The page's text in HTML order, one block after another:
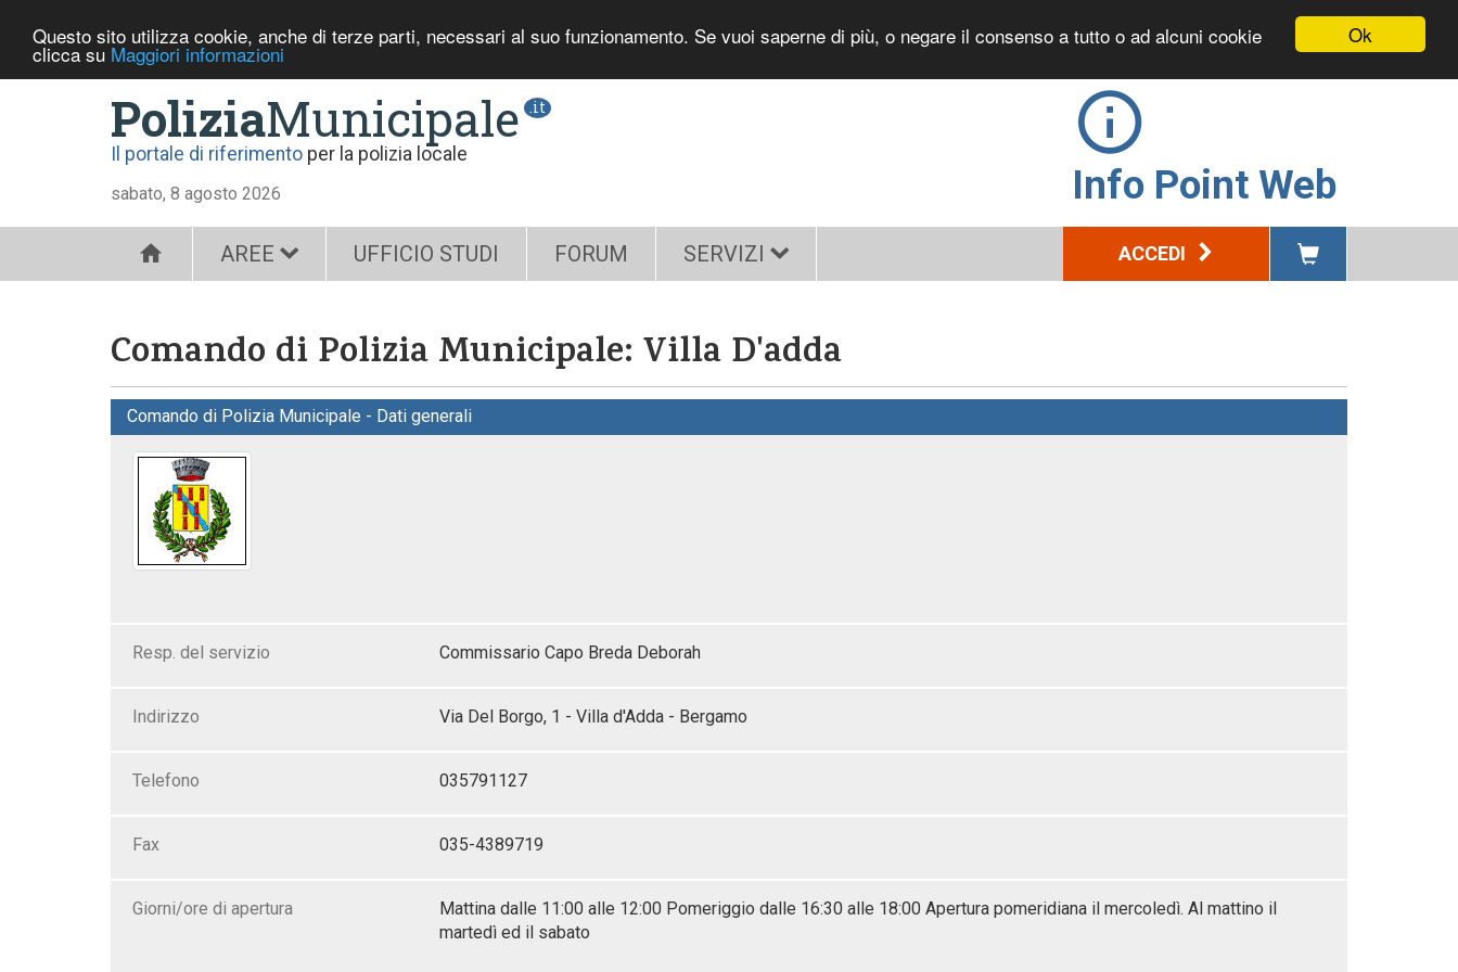
Ok
Questo sito utilizza cookie, anche di terze parti, necessari al suo funzionamento. Se vuoi saperne di più, o negare il consenso a tutto o ad alcuni cookie
clicca su Maggiori informazioni
PoliziaMunicipale .it
Il portale di riferimento per la polizia locale
sabato, 8 agosto 2026 Info Point Web
AREE UFFICIO STUDI FORUM SERVIZI ACCEDI
Comando di Polizia Municipale: Villa D'adda
Comando di Polizia Municipale - Dati generali
Resp. del servizio Commissario Capo Breda Deborah
Indirizzo Via Del Borgo, 1 - Villa d'Adda - Bergamo
Telefono 035791127
Fax 035-4389719
Giorni/ore di apertura
Mattina dalle 11:00 alle 12:00 Pomeriggio dalle 16:30 alle 18:00 Apertura pomeridiana il mercoledì. Al mattino il
martedì ed il sabato